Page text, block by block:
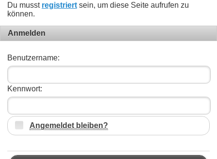
Du musst registriert sein, um diese Seite aufrufen zu
können.
Anmelden
Benutzername:
Kennwort:
Angemeldet bleiben?